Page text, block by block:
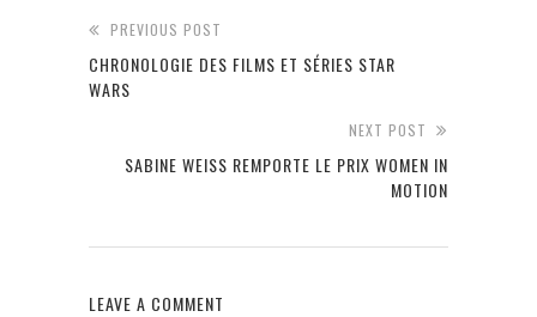
PREVIOUS POST
CHRONOLOGIE DES FILMS ET SÉRIES STAR
WARS
NEXT POST
SABINE WEISS REMPORTE LE PRIX WOMEN IN
MOTION
LEAVE A COMMENT